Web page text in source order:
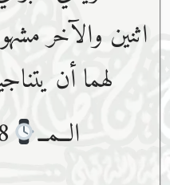
اثنين والآخر
لهما أن
الــمــ